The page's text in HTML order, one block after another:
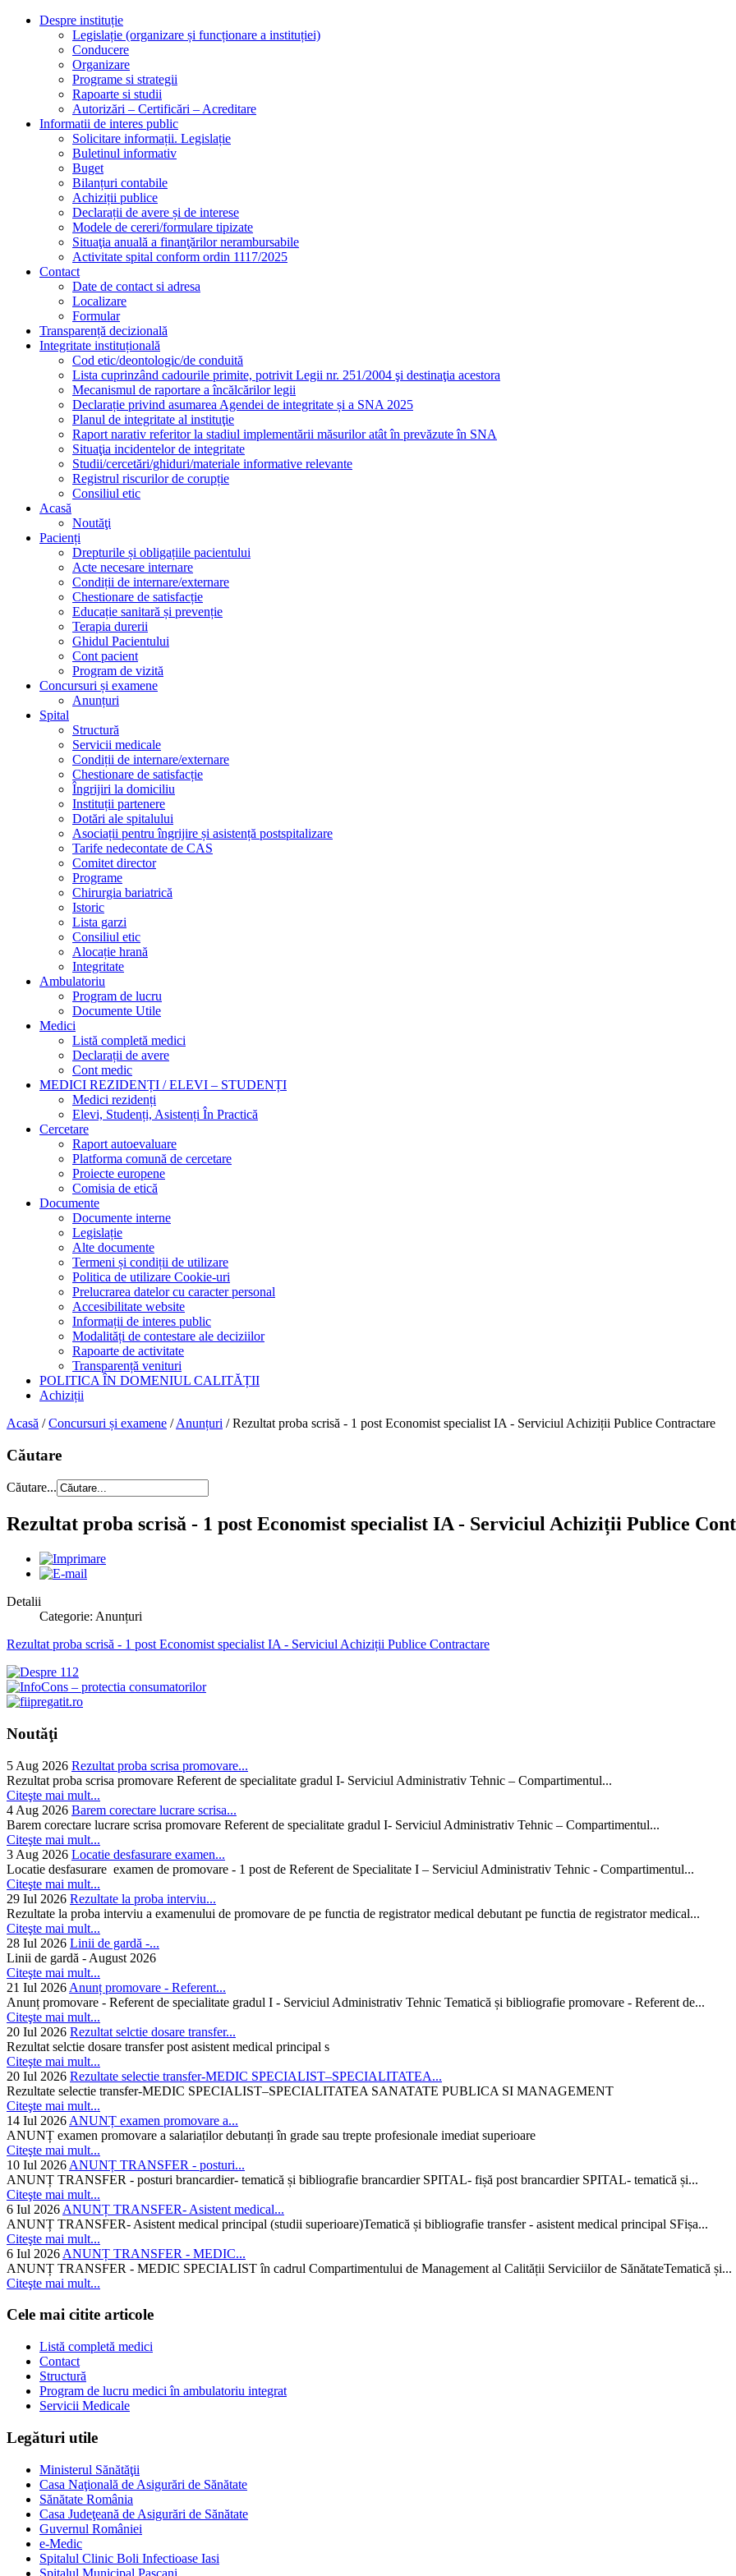
Despre instituție
Legislație (organizare și funcționare a instituției)
Conducere
Organizare
Programe si strategii
Rapoarte si studii
Autorizări – Certificări – Acreditare
Informatii de interes public
Solicitare informații. Legislație
Buletinul informativ
Buget
Bilanțuri contabile
Achiziții publice
Declarații de avere și de interese
Modele de cereri/formulare tipizate
Situaţia anuală a finanţărilor nerambursabile
Activitate spital conform ordin 1117/2025
Contact
Date de contact si adresa
Localizare
Formular
Transparență decizională
Integritate instituțională
Cod etic/deontologic/de conduită
Lista cuprinzând cadourile primite, potrivit Legii nr. 251/2004 şi destinaţia acestora
Mecanismul de raportare a încălcărilor legii
Declarație privind asumarea Agendei de integritate și a SNA 2025
Planul de integritate al instituţie
Raport narativ referitor la stadiul implementării măsurilor atât în prevăzute în SNA
Situaţia incidentelor de integritate
Studii/cercetări/ghiduri/materiale informative relevante
Registrul riscurilor de corupție
Consiliul etic
Acasă
Noutăţi
Pacienți
Drepturile și obligațiile pacientului
Acte necesare internare
Condiții de internare/externare
Chestionare de satisfacție
Educație sanitară și prevenție
Terapia durerii
Ghidul Pacientului
Cont pacient
Program de vizită
Concursuri și examene
Anunțuri
Spital
Structură
Servicii medicale
Condiții de internare/externare
Chestionare de satisfacție
Îngrijiri la domiciliu
Instituții partenere
Dotări ale spitalului
Asociații pentru îngrijire și asistență postspitalizare
Tarife nedecontate de CAS
Comitet director
Programe
Chirurgia bariatrică
Istoric
Lista garzi
Consiliul etic
Alocație hrană
Integritate
Ambulatoriu
Program de lucru
Documente Utile
Medici
Listă completă medici
Declarații de avere
Cont medic
MEDICI REZIDENȚI / ELEVI – STUDENȚI
Medici rezidenți
Elevi, Studenți, Asistenți În Practică
Cercetare
Raport autoevaluare
Platforma comună de cercetare
Proiecte europene
Comisia de etică
Documente
Documente interne
Legislație
Alte documente
Termeni și condiții de utilizare
Politica de utilizare Cookie-uri
Prelucrarea datelor cu caracter personal
Accesibilitate website
Informații de interes public
Modalități de contestare ale deciziilor
Rapoarte de activitate
Transparență venituri
POLITICA ÎN DOMENIUL CALITĂȚII
Achiziții
Acasă /Concursuri și examene /Anunțuri /Rezultat proba scrisă - 1 post Economist specialist IA - Serviciul Achiziții Publice Contractare
Căutare
Căutare...
Rezultat proba scrisă - 1 post Economist specialist IA - Serviciul Achiziții Publice
Detalii
Categorie: Anunțuri
Rezultat proba scrisă - 1 post Economist specialist IA - Serviciul Achiziții Publice Contractare
Noutăţi
5 Aug 2026 Rezultat proba scrisa promovare...
Rezultat proba scrisa promovare Referent de specialitate gradul I- Serviciul Administrativ Tehnic – Compartimentul...
Citeşte mai mult...
4 Aug 2026 Barem corectare lucrare scrisa...
Barem corectare lucrare scrisa promovare Referent de specialitate gradul I- Serviciul Administrativ Tehnic – Compartimentul...
Citeşte mai mult...
3 Aug 2026 Locatie desfasurare examen...
Locatie desfasurare examen de promovare - 1 post de Referent de Specialitate I – Serviciul Administrativ Tehnic - Compartimentul...
Citeşte mai mult...
29 Iul 2026 Rezultate la proba interviu...
Rezultate la proba interviu a examenului de promovare de pe functia de registrator medical debutant pe functia de registrator medical...
Citeşte mai mult...
28 Iul 2026 Linii de gardă -...
Linii de gardă - August 2026
Citeşte mai mult...
21 Iul 2026 Anunț promovare - Referent...
Anunț promovare - Referent de specialitate gradul I - Serviciul Administrativ Tehnic Tematică și bibliografie promovare - Referent de...
Citeşte mai mult...
20 Iul 2026 Rezultat selctie dosare transfer...
Rezultat selctie dosare transfer post asistent medical principal s
Citeşte mai mult...
20 Iul 2026 Rezultate selectie transfer-MEDIC SPECIALIST–SPECIALITATEA...
Rezultate selectie transfer-MEDIC SPECIALIST–SPECIALITATEA SANATATE PUBLICA SI MANAGEMENT
Citeşte mai mult...
14 Iul 2026 ANUNȚ examen promovare a...
ANUNȚ examen promovare a salariaților debutanți în grade sau trepte profesionale imediat superioare
Citeşte mai mult...
10 Iul 2026 ANUNȚ TRANSFER - posturi...
ANUNȚ TRANSFER - posturi brancardier- tematică și bibliografie brancardier SPITAL- fișă post brancardier SPITAL- tematică și...
Citeşte mai mult...
6 Iul 2026 ANUNȚ TRANSFER- Asistent medical...
ANUNȚ TRANSFER- Asistent medical principal (studii superioare)Tematică și bibliografie transfer - asistent medical principal SFișa...
Citeşte mai mult...
6 Iul 2026 ANUNȚ TRANSFER - MEDIC...
ANUNȚ TRANSFER - MEDIC SPECIALIST în cadrul Compartimentului de Management al Calității Serviciilor de SănătateTematică și...
Citeşte mai mult...
Cele mai citite articole
Listă completă medici
Contact
Structură
Program de lucru medici în ambulatoriu integrat
Servicii Medicale
Legături utile
Ministerul Sănătăţii
Casa Naţională de Asigurări de Sănătate
Sănătate România
Casa Judeţeană de Asigurări de Sănătate
Guvernul României
e-Medic
Spitalul Clinic Boli Infectioase Iasi
Spitalul Municipal Pascani